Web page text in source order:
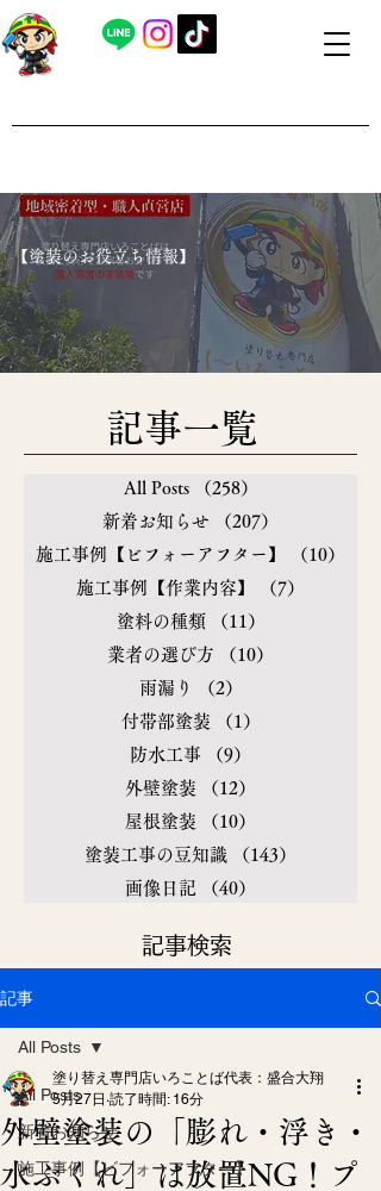
​【塗装のお役立ち情報】
​記事一覧
All Posts （258）
新着お知らせ
（207）
施工事例【ビフォーアフター】
（10）
施工事例【作業内容】
（7）
塗料の種類
（11）
業者の選び方
（10）
雨漏り
（2）
付帯部塗装
（1）
防水工事
（9）
外壁塗装
（12）
屋根塗装
（10）
塗装工事の豆知識
（143）
画像日記
（40）
​記事検索
記事
All Posts
新着お知らせ
施工事例【ビフォーアフター】
All Posts
外壁塗装の「膨れ・浮き・
水ぶくれ」は放置NG！プ
塗り替え専門店いろことば代表：盛合大翔
5月27日 読了時間: 16分